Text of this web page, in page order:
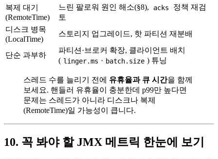
복제 대기
(RemoteTime)
느린 팔로워 원인 해소(§8), acks
정책 재검
토
디스크 병목
(LocalTime)
스토리지 업그레이드, 핫 파티션 재분배
단순 과부하
파티션·브로커 확장, 클라이언트 배치
( linger.ms · batch.size ) 튜닝
스레드 수를 늘리기 전에 유휴율과 큐 시간을 함께
보세요. 핸들러 유휴율이 충분한데 p99만 높다면
문제는 스레드가 아니라 디스크나 복제
(RemoteTime)일 가능성이 큽니다.
10. 꼭 봐야 할 JMX 메트릭 한눈에 보기